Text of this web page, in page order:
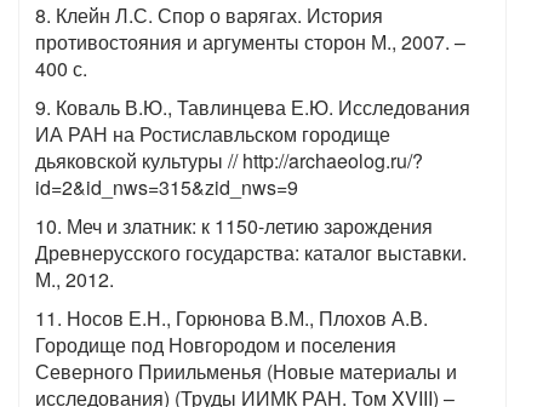
8. Клейн Л.С. Спор о варягах. История
противостояния и аргументы сторон М., 2007. –
400 с.
9. Коваль В.Ю., Тавлинцева Е.Ю. Исследования
ИА РАН на Ростиславльском городище
дьяковской культуры // http://archaeolog.ru/?
id=2&id_nws=315&zid_nws=9
10. Меч и златник: к 1150-летию зарождения
Древнерусского государства: каталог выставки.
М., 2012.
11. Носов Е.Н., Горюнова В.М., Плохов А.В.
Городище под Новгородом и поселения
Северного Приильменья (Новые материалы и
исследования) (Труды ИИМК РАН. Том XVIII) –